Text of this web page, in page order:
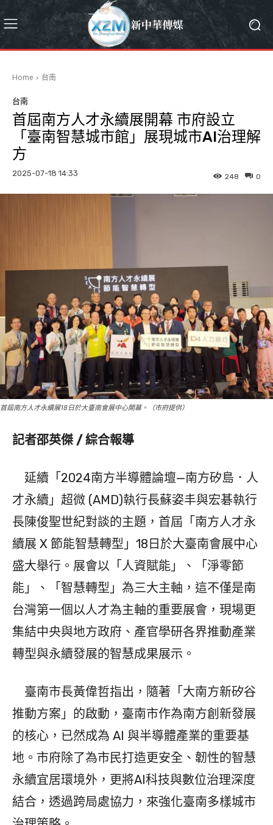
Home 台南
台南
首屆南方人才永續展開幕 市府設立
「臺南智慧城市館」展現城市AI治理解
方
2025-07-18 14:33 0
248
首屆南方人才永續展18日於大臺南會展中心開幕。（市府提供）
記者邵英傑 / 綜合報導
延續「2024南方半導體論壇—南方矽島．人
才永續」超微 (AMD)執行長蘇姿丰與宏碁執行
長陳俊聖世紀對談的主題，首屆「南方人才永
續展 X 節能智慧轉型」18日於大臺南會展中心
盛大舉行。展會以「人資賦能」、「淨零節
能」、「智慧轉型」為三大主軸，這不僅是南
台灣第一個以人才為主軸的重要展會，現場更
集結中央與地方政府、產官學研各界推動產業
轉型與永續發展的智慧成果展示。
臺南市長黃偉哲指出，隨著「大南方新矽谷
推動方案」的啟動，臺南市作為南方創新發展
的核心，已然成為 AI 與半導體產業的重要基
地。市府除了為市民打造更安全、韌性的智慧
永續宜居環境外，更將AI科技與數位治理深度
結合，透過跨局處協力，來強化臺南多樣城市